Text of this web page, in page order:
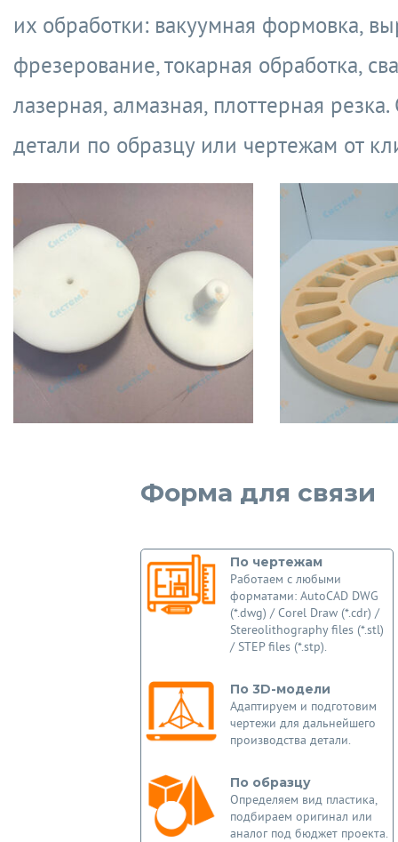
их обработки: вакуумная формовка,
фрезерование, токарная обработка,
лазерная, алмазная, плоттерная
детали по образцу или чертежам от
Форма для связи
По чертежам
Работаем с любыми
форматами: AutoCAD DWG
(*.dwg) / Corel Draw (*.cdr) /
Stereolithography files (*.stl)
/ STEP files (*.stp).
По 3D-модели
Адаптируем и подготовим
чертежи для дальнейшего
производства детали.
По образцу
Определяем вид пластика,
подбираем оригинал или
аналог под бюджет проекта.